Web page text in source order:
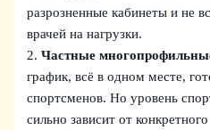
разрозненные кабинеты и не
врачей на нагрузки.
2.Частные
график, всё в одном месте,
спортсменов. Но уровень
сильно зависит от